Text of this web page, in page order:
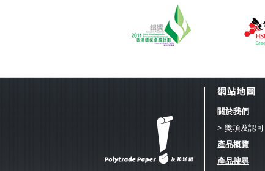
關於我們
> 獎項及認可
產品概覽
產品搜尋